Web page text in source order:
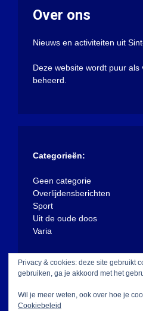
Over ons
Nieuws en activiteiten uit
Deze website wordt puur als
beheerd.
Categorieën:
Geen categorie
Overlijdensberichten
Sport
Uit de oude doos
Varia
Privacy & cookies: deze site gebruikt
gebruiken, ga je akkoord met het
Wil je meer weten, ook over hoe je
Cookiebeleid